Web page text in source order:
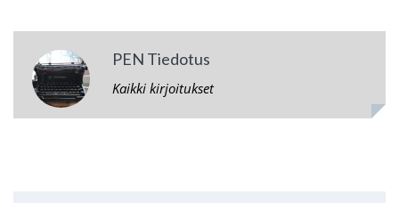
PEN Tiedotus
Kaikki kirjoitukset